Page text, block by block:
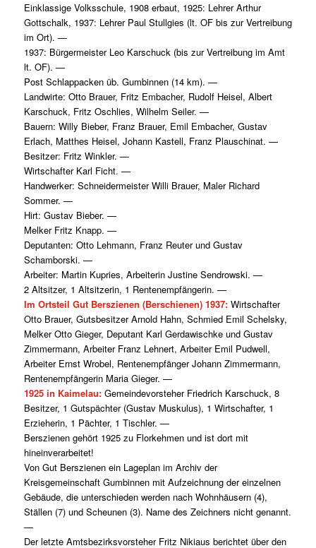
Einklassige Volksschule, 1908 erbaut, 1925: Lehrer Arthur
Gottschalk, 1937: Lehrer Paul Stullgies (lt. OF bis zur Vertreibung
im Ort). —
1937: Bürgermeister Leo Karschuck (bis zur Vertreibung im Amt
lt. OF). —
Post Schlappacken üb. Gumbinnen (14 km). —
Landwirte: Otto Brauer, Fritz Embacher, Rudolf Heisel, Albert
Karschuck, Fritz Oschlies, Wilhelm Seiler. —
Bauern: Willy Bieber, Franz Brauer, Emil Embacher, Gustav
Erlach, Matthes Heisel, Johann Kastell, Franz Plauschinat. —
Besitzer: Fritz Winkler. —
Wirtschafter Karl Ficht. —
Handwerker: Schneidermeister Willi Brauer, Maler Richard
Sommer. —
Hirt: Gustav Bieber. —
Melker Fritz Knapp. —
Deputanten: Otto Lehmann, Franz Reuter und Gustav
Schamborski. —
Arbeiter: Martin Kupries, Arbeiterin Justine Sendrowski. —
2 Altsitzer, 1 Altsitzerin, 1 Rentenempfängerin. —
Im Ortsteil Gut Berszienen (Berschienen) 1937:Wirtschafter
Otto Brauer, Gutsbesitzer Arnold Hahn, Schmied Emil Schelsky,
Melker Otto Gieger, Deputant Karl Gerdawischke und Gustav
Zimmermann, Arbeiter Franz Lehnert, Arbeiter Emil Pudwell,
Arbeiter Ernst Wrobel, Rentenempfänger Johann Zimmermann,
Rentenempfängerin Maria Gieger. —
1925 in Kaimelau:Gemeindevorsteher Friedrich Karschuck, 8
Besitzer, 1 Gutspächter (Gustav Muskulus), 1 Wirtschafter, 1
Erzieherin, 1 Pächter, 1 Tischler. —
Berszienen gehört 1925 zu Florkehmen und ist dort mit
hineinverarbeitet!
Von Gut Berszienen ein Lageplan im Archiv der
Kreisgemeinschaft Gumbinnen mit Aufzeichnung der einzelnen
Gebäude, die unterschieden werden nach Wohnhäusern (4),
Ställen (7) und Scheunen (3). Name des Zeichners nicht genannt.
—
Der letzte Amtsbezirksvorsteher Fritz Nikiaus berichtet über den